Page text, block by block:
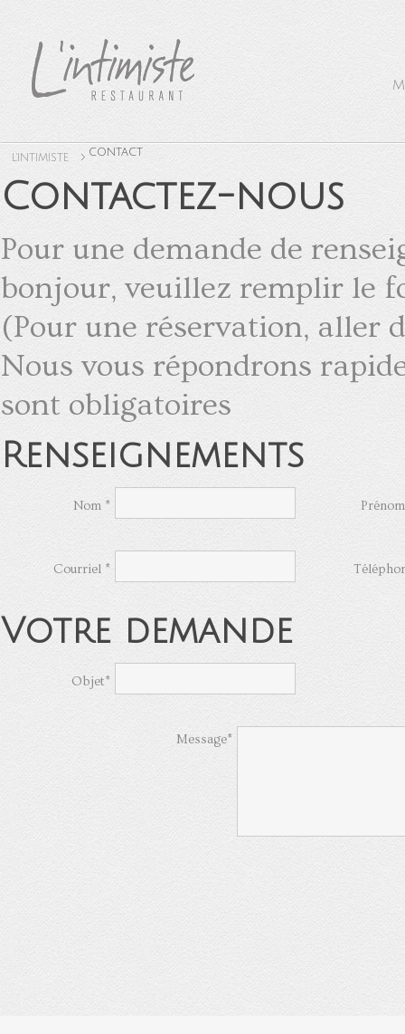
L'INTIMISTE CONTACT
Contactez-nous
Pour une demande de
bonjour, veuillez remplir le
(Pour une réservation, aller
Nous vous répondrons
sont obligatoires
Renseignements
Nom *
Courriel *
Votre demande
Objet*
Message*